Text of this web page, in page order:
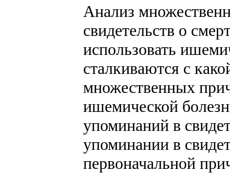
Анализ
свидетельств о
использовать
сталкиваются с
множественных
ишемической
упоминаний в
упоминании в
первоначальной